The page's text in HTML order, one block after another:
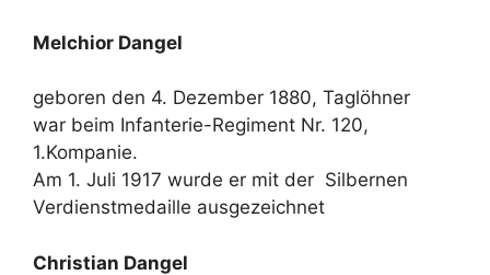
Melchior Dangel
geboren den 4. Dezember 1880, Taglöhner
war beim Infanterie-Regiment Nr. 120,
1.Kompanie.
Am 1. Juli 1917 wurde er mit der Silbernen
Verdienstmedaille ausgezeichnet
Christian Dangel